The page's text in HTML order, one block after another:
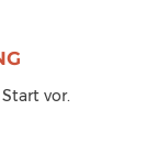
vor.